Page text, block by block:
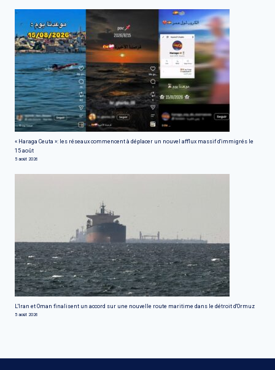
« Haraga Ceuta »: les réseaux commencent à déplacer un nouvel afflux massif d'immigrés le
15 août
5 août 2026
L'Iran et Oman finalisent un accord sur une nouvelle route maritime dans le détroit d'Ormuz
5 août 2026